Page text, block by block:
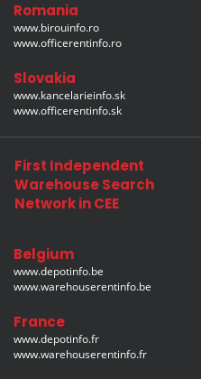
Romania
www.birouinfo.ro
www.officerentinfo.ro
Slovakia
www.kancelarieinfo.sk
www.officerentinfo.sk
First Independent
Warehouse Search
Network in CEE
Belgium
www.depotinfo.be
www.warehouserentinfo.be
France
www.depotinfo.fr
www.warehouserentinfo.fr